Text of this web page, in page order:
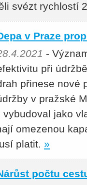
svézt rychlostí
v Praze
-
při
přinese nové
v pražské
jako
omezenou
platit. »
počtu